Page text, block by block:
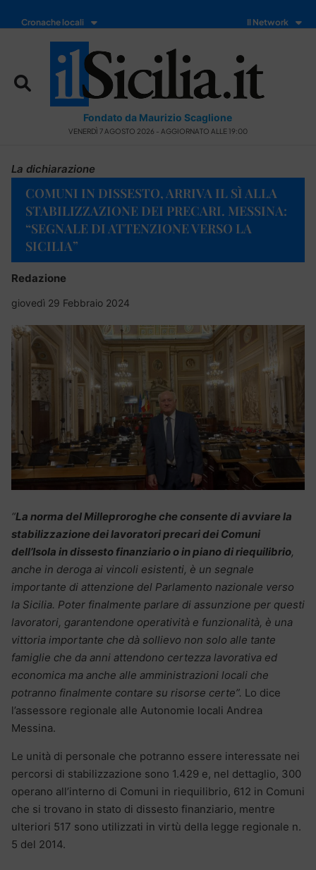
Cronache locali Il Network
Fondato da Maurizio Scaglione
VENERDÌ 7 AGOSTO 2026 - AGGIORNATO ALLE 19:00
La dichiarazione
COMUNI IN DISSESTO, ARRIVA IL SÌ ALLA
STABILIZZAZIONE DEI PRECARI. MESSINA:
“SEGNALE DI ATTENZIONE VERSO LA
SICILIA”
Redazione
giovedì 29 Febbraio 2024
“La norma del Milleproroghe che consente di avviare la
stabilizzazione dei lavoratori precari dei Comuni
dell’Isola in dissesto finanziario o in piano di riequilibrio,
anche in deroga ai vincoli esistenti, è un segnale
importante di attenzione del Parlamento nazionale verso
la Sicilia. Poter finalmente parlare di assunzione per questi
lavoratori, garantendone operatività e funzionalità, è una
vittoria importante che dà sollievo non solo alle tante
famiglie che da anni attendono certezza lavorativa ed
economica ma anche alle amministrazioni locali che
potranno finalmente contare su risorse certe”. Lo dice
l’assessore regionale alle Autonomie locali Andrea
Messina.
Le unità di personale che potranno essere interessate nei
percorsi di stabilizzazione sono 1.429 e, nel dettaglio, 300
operano all’interno di Comuni in riequilibrio, 612 in Comuni
che si trovano in stato di dissesto finanziario, mentre
ulteriori 517 sono utilizzati in virtù della legge regionale n.
5 del 2014.